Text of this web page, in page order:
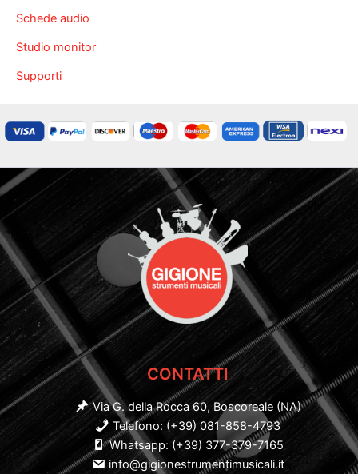
Schede audio
Studio monitor
Supporti
CONTATTI
Via G. della Rocca 60, Boscoreale (NA)
Telefono: (+39) 081-858-4793
Whatsapp: (+39) 377-379-7165
info@gigionestrumentimusicali.it